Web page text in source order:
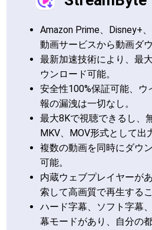
Amazon Prime、Disney+
動画サービスから動画ダ
最新加速技術により、最
ウンロード可能。
安全性100%保証可能、
報の漏洩は一切なし。
最大8Kで視聴できるし、
MKV、MOV形式として出
複数の動画を同時にダウ
可能。
内蔵ウェブプレイヤーが
索して高画質で再生する
ハード字幕、ソフト字幕
幕モードがあり、自分の